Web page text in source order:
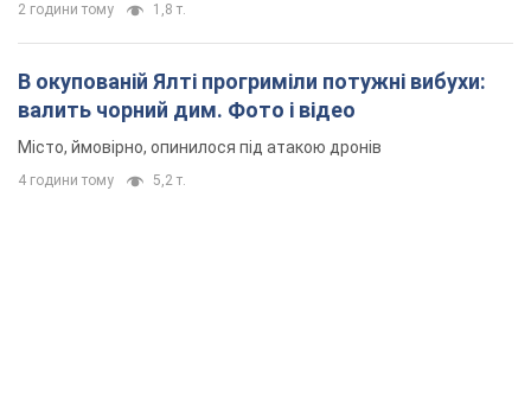
2 години тому 1,8 т.
В окупованій Ялті прогриміли потужні вибухи:
валить чорний дим. Фото і відео
Місто, ймовірно, опинилося під атакою дронів
4 години тому 5,2 т.